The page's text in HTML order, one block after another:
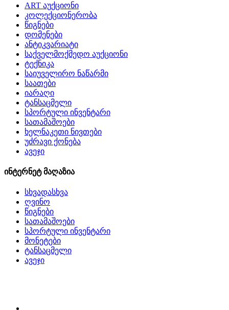
ART აუქციონი
კოლექციონერობა
წიგნები
დომენები
ანტიკვარიატი
საქველმოქმედო აუქციონი
ტექნიკა
საიუველირო ნაწარმი
საათები
იარაღი
ტანსაცმელი
სპორტული ინვენტარი
სათამაშოები
ხელნაკეთი ნივთები
უძრავი ქონება
ავეჯი
ინტერნეტ მაღაზია
სხვადასხვა
ღვინო
წიგნები
სათამაშოები
სპორტული ინვენტარი
მონეტები
ტანსაცმელი
ავეჯი